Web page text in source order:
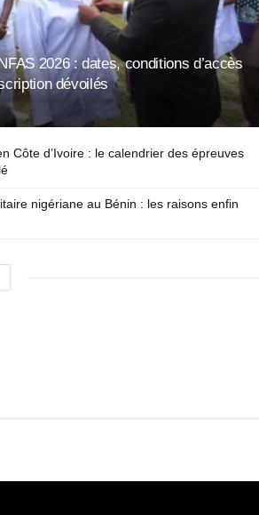
2026 : dates, conditions d’accès
dévoilés
Côte d’Ivoire : le calendrier des épreuves
nigériane au Bénin : les raisons enfin